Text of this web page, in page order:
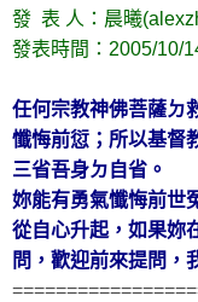
發 表 人：晨曦
發表時間：2005/10/
任何宗教神佛菩薩ㄉ
懺悔前愆；所以基督
三省吾身ㄉ自省。
妳能有勇氣懺悔前世
從自心升起，如果妳
問，歡迎前來提問，